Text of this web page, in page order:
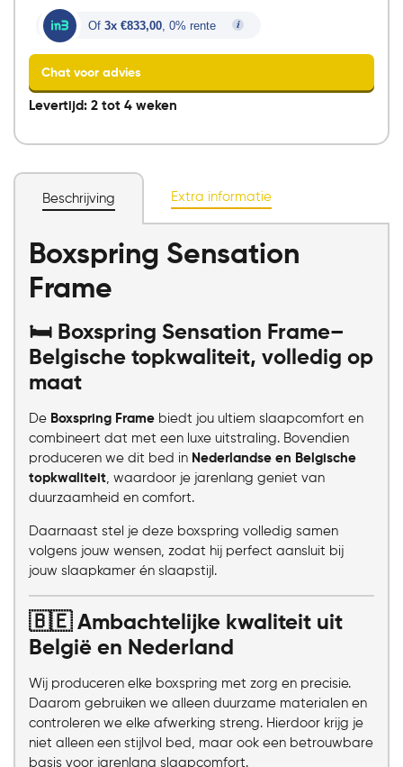
Of 3x €833,00 , 0% rente
Chat voor advies
Levertijd: 2 tot 4 weken
Beschrijving Extra informatie
Boxspring Sensation
Frame
🛏️ Boxspring Sensation Frame–
Belgische topkwaliteit, volledig op
maat
De Boxspring Frame biedt jou ultiem slaapcomfort en
combineert dat met een luxe uitstraling. Bovendien
produceren we dit bed in Nederlandse en Belgische
topkwaliteit, waardoor je jarenlang geniet van
duurzaamheid en comfort.
Daarnaast stel je deze boxspring volledig samen
volgens jouw wensen, zodat hij perfect aansluit bij
jouw slaapkamer én slaapstijl.
🇧🇪 Ambachtelijke kwaliteit uit
België en Nederland
Wij produceren elke boxspring met zorg en precisie.
Daarom gebruiken we alleen duurzame materialen en
controleren we elke afwerking streng. Hierdoor krijg je
niet alleen een stijlvol bed, maar ook een betrouwbare
basis voor jarenlang slaapcomfort.